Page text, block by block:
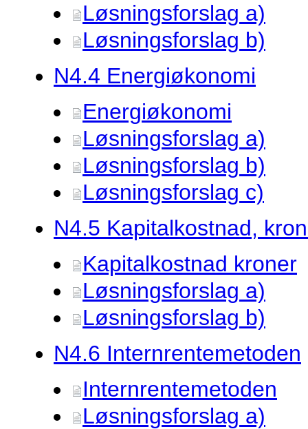
Løsningsforslag a)
Løsningsforslag b)
N4.4 Energiøkonomi
Energiøkonomi
Løsningsforslag a)
Løsningsforslag b)
Løsningsforslag c)
N4.5 Kapitalkostnad,
Kapitalkostnad kroner
Løsningsforslag a)
Løsningsforslag b)
N4.6 Internrentemetoden
Internrentemetoden
Løsningsforslag a)